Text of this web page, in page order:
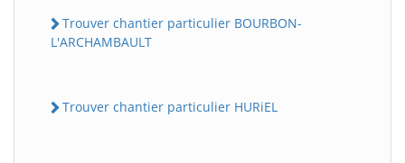
Trouver chantier particulier BOURBON-
L'ARCHAMBAULT
Trouver chantier particulier HURiEL